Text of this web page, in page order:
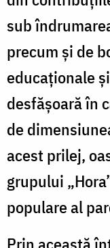
sub
precum și de
educaționale
desfășoară în
de
acest prilej,
grupului
populare al